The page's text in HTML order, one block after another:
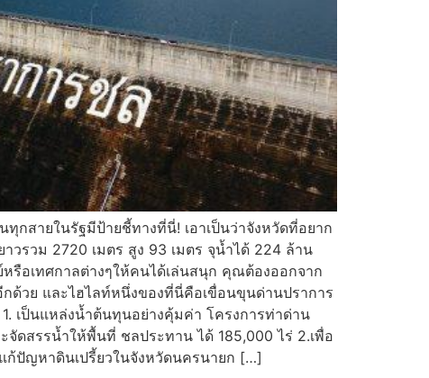
สายในรัฐมีป้ายชี้ทางที่นี่! เอาเป็นว่าจังหวัดที่อยาก
วรวม 2720 เมตร สูง 93 เมตร จุน้ำได้ 224 ล้าน
รือเทศกาลต่างๆให้คนได้เล่นสนุก คุณต้องออกจาก
ด้วย และไฮไลท์หนึ่งของที่นี่คือเขื่อนขุนด่านปราการ
ป็นแหล่งน้ำต้นทุนอย่างคุ้มค่า โครงการท่าด่าน
จัดสรรน้ำให้พื้นที่ ชลประทาน ได้ 185,000 ไร่ 2.เพื่อ
ก้ปัญหาดินเปรี้ยวในจังหวัดนครนายก […]